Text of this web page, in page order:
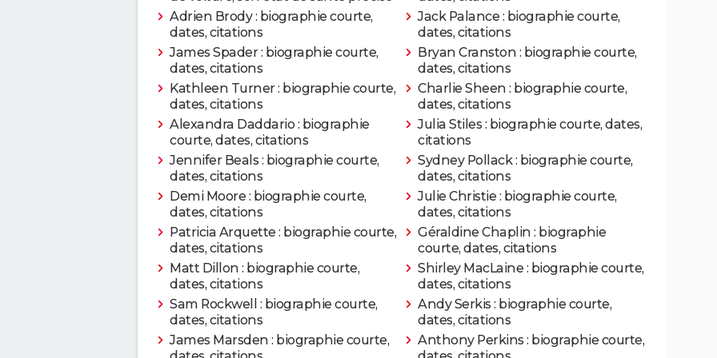
2012 Mud : sur les rives du Mississippi Rôle: Mud
2012 Paperboy Rôle: Ward Jansen
2012 Bernie Rôle: Danny "Buck" Davidson
2012 Magic Mike Rôle: Dallas
2012 Killer Joe Rôle: Killer Joe Cooper
Rôle: Michael Haller
2009 Hanté par ses ex
2008 Tonnerre sous les tropiques Rôle: Rick Peck
2007 L'Amour de l'or
Adrien Brody : biographie courte,
dates, citations
Jack Palance : biographie courte,
dates, citations
James Spader : biographie courte,
dates, citations
Bryan Cranston : biographie courte,
dates, citations
Kathleen Turner : biographie courte,
dates, citations
Charlie Sheen : biographie courte,
dates, citations
Alexandra Daddario : biographie
courte, dates, citations
Julia Stiles : biographie courte, dates,
citations
Jennifer Beals : biographie courte,
dates, citations
Sydney Pollack : biographie courte,
dates, citations
Demi Moore : biographie courte,
dates, citations
Julie Christie : biographie courte,
dates, citations
Patricia Arquette : biographie courte,
dates, citations
Géraldine Chaplin : biographie
courte, dates, citations
Matt Dillon : biographie courte,
dates, citations
Shirley MacLaine : biographie courte,
dates, citations
Sam Rockwell : biographie courte,
dates, citations
Andy Serkis : biographie courte,
dates, citations
James Marsden : biographie courte,
Anthony Perkins : biographie courte,